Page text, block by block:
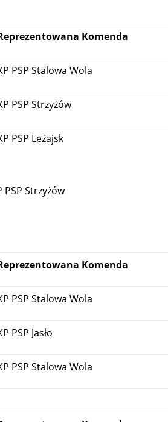
Komenda
PSP Stalowa Wola
PSP Strzyżów
PSP Leżajsk
Komenda
PSP Stalowa Wola
PSP Jasło
PSP Stalowa Wola